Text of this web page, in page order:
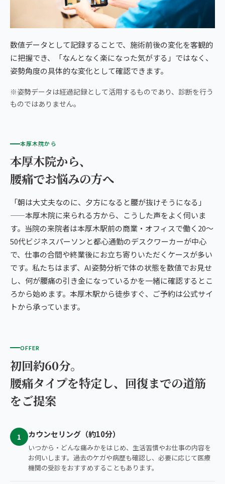
数値データとして記録することで、施術前後の変化を客観的
に把握でき、「なんとなく楽になった気がする」ではなく、
姿勢角度の具体的な変化として確認できます。
※姿勢データは経過記録として活用するものであり、診断を行う
ものではありません。
本厚木院から
本厚木院から、
腰痛でお悩みの方へ
「朝は大丈夫なのに、夕方になると腰が抜けそうになる」
——本厚木院に来られる方から、こうした声をよく伺いま
す。当院の来院者は本厚木駅前の商業・オフィスで働く20〜
50代ビジネスパーソンと都心通勤のデスクワーカーが中心
で、仕事の合間や終業後にお立ち寄りいただくケースが多い
です。私たちはまず、AI姿勢分析で体の状態を数値でお見せ
し、何が腰痛の引き金になっているかを一緒に確認するとこ
ろから始めます。本厚木駅から徒歩すぐ、ご予約は公式サイ
トから承っています。
OFFER
初回約60分。
腰痛タイプを特定し、回復までの道筋
をご提案
1 カウンセリング（約10分）
いつから・どんな痛みかをはじめ、生活習慣やお仕事の内容を
お伺いします。過去のケガや病歴も確認し、必要に応じて医療
機関の受診をおすすめすることもあります。